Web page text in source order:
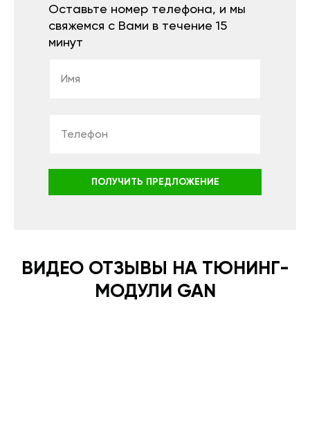
Оставьте номер телефона, и мы
свяжемся с Вами в течение 15
минут
ПОЛУЧИТЬ ПРЕДЛОЖЕНИЕ
ВИДЕО ОТЗЫВЫ НА ТЮНИНГ-
МОДУЛИ GAN